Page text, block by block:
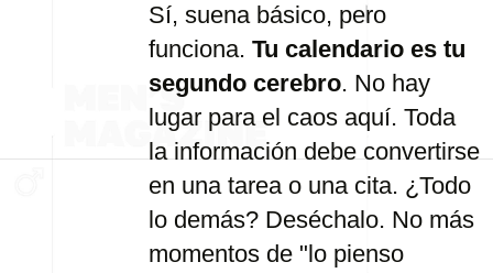
Sí, suena básico, pero
funciona. Tu calendario es tu
segundo cerebro. No hay
lugar para el caos aquí. Toda
la información debe convertirse
en una tarea o una cita. ¿Todo
lo demás? Deséchalo. No más
momentos de "lo pienso